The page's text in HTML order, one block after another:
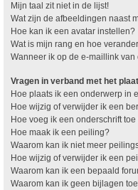
Mijn taal zit niet in de lijst!
Wat zijn de afbeeldingen naast
Hoe kan ik een avatar instellen?
Wat is mijn rang en hoe
Wanneer ik op de e-maillink
Vragen in verband met het
Hoe plaats ik een onderwerp in
Hoe wijzig of verwijder ik een
Hoe voeg ik een onderschrift
Hoe maak ik een peiling?
Waarom kan ik niet meer
Hoe wijzig of verwijder ik een
Waarom kan ik een bepaald
Waarom kan ik geen bijlagen